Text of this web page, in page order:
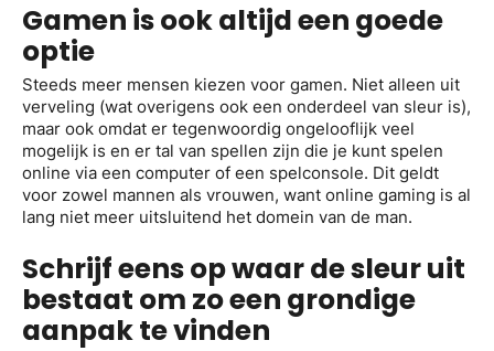
Gamen is ook altijd een goede
optie
Steeds meer mensen kiezen voor gamen. Niet alleen uit
verveling (wat overigens ook een onderdeel van sleur is),
maar ook omdat er tegenwoordig ongelooflijk veel
mogelijk is en er tal van spellen zijn die je kunt spelen
online via een computer of een spelconsole. Dit geldt
voor zowel mannen als vrouwen, want online gaming is al
lang niet meer uitsluitend het domein van de man.
Schrijf eens op waar de sleur uit
bestaat om zo een grondige
aanpak te vinden